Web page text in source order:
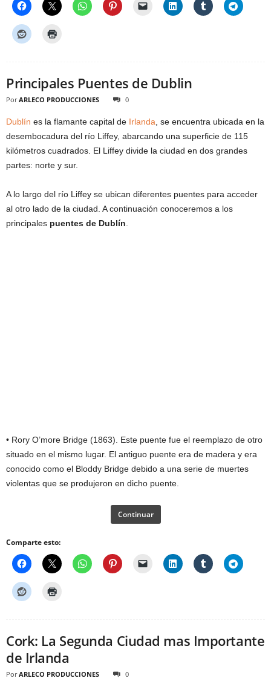
Principales Puentes de Dublin
Por ARLECO PRODUCCIONES 0
Dublín es la flamante capital de Irlanda , se encuentra ubicada en la
desembocadura del río Liffey, abarcando una superficie de 115
kilómetros cuadrados. El Liffey divide la ciudad en dos grandes
partes: norte y sur.
A lo largo del río Liffey se ubican diferentes puentes para acceder
al otro lado de la ciudad. A continuación conoceremos a los
principales puentes de Dublín
• Rory O’more Bridge (1863). Este puente fue el reemplazo de otro
situado en el mismo lugar. El antiguo puente era de madera y era
conocido como el Bloddy Bridge debido a una serie de muertes
violentas que se produjeron en dicho puente.
Continuar
Comparte esto:
Cork: La Segunda Ciudad mas Importante
de Irlanda
Por ARLECO PRODUCCIONES 0